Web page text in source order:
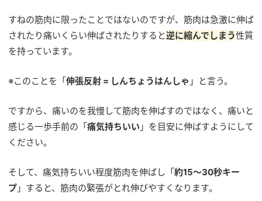
すねの筋肉に限ったことではないのですが、筋肉は急激に伸ば
されたり痛いくらい伸ばされたりすると逆に縮んでしまう性質
を持っています。
※このことを「 伸張反射 = しんちょうはんしゃ 」と言う。
ですから、痛いのを我慢して筋肉を伸ばすのではなく、痛いと
感じる一歩手前の「 痛気持ちいい 」を目安に伸ばすようにして
ください。
そして、痛気持ちいい程度筋肉を伸ばし「 約15〜30秒キー
プ 」すると、筋肉の緊張がとれ伸びやすくなります。